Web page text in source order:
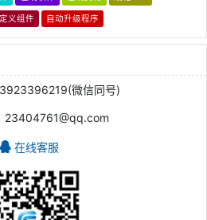
义组件 自动升级程序
微信同号)
23404761@qq.com
在线客服